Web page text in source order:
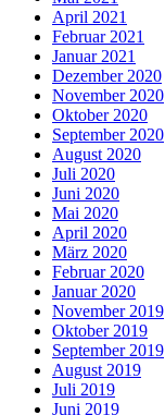
April 2021
Februar 2021
Januar 2021
Dezember 2020
November 2020
Oktober 2020
September 2020
August 2020
Juli 2020
Juni 2020
Mai 2020
April 2020
März 2020
Februar 2020
Januar 2020
November 2019
Oktober 2019
September 2019
August 2019
Juli 2019
Juni 2019